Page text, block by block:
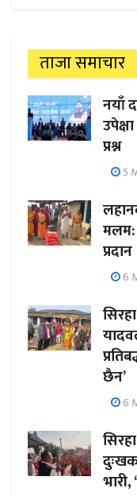
ताजा समाचार
नयाँ
प्रश्न
5
मलम:
प्रदान
6
छैन’
6